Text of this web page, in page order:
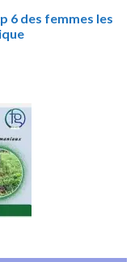
6 des femmes les